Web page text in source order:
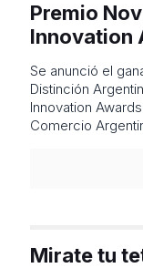
Premio
Innovation
Se anunció el
Distinción
Innovation
Comercio
Mirate tu